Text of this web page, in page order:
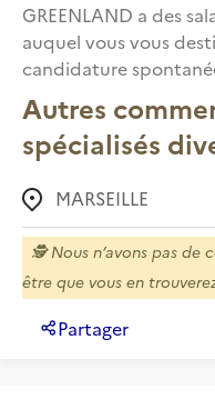
GREENLAND a des
auquel vous vous
candidature
Autres
spécialisés
MARSEILLE
🕵️ Nous n’avons pas
être que vous en
Partager